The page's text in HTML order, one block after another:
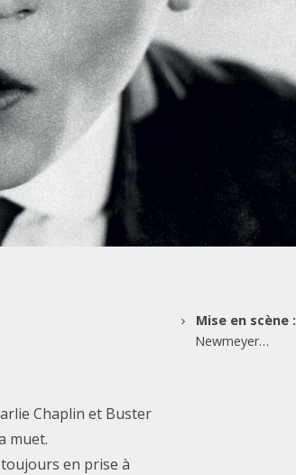
Chaplin et Buster
muet.
en prise à
Mise en scène :
Newmeyer…